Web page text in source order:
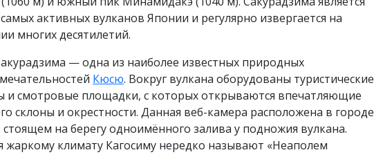
активных вулканов Японии и регулярно извергается на
многих десятилетий.
— одна из наиболее известных природных
Кюсю. Вокруг вулкана оборудованы туристические
и смотровые площадки, с которых открываются впечатляющие
склоны и окрестности. Данная веб-камера расположена в городе
стоящем на берегу одноимённого залива у подножия вулкана.
жаркому климату Кагосиму нередко называют «Неаполем